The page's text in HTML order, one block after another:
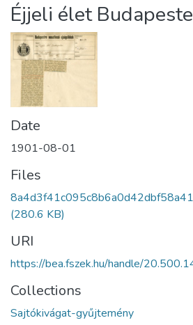
Statistics
About us
Éjjeli élet
Date
1901-08-01
Files
(280.6 KB)
URI
https://bea.fszek.hu/handle/
Collections
Sajtókivágat-gyűjtemény